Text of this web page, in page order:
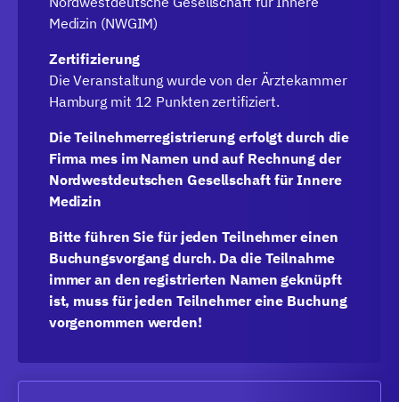
Medizin (NWGIM)
Zertifizierung
Die Veranstaltung wurde von der Ärztekammer
Hamburg mit 12 Punkten zertifiziert.
Die Teilnehmerregistrierung erfolgt durch die
Firma mes im Namen und auf Rechnung der
Nordwestdeutschen Gesellschaft für Innere
Medizin
Bitte führen Sie für jeden Teilnehmer einen
Buchungsvorgang durch. Da die Teilnahme
immer an den registrierten Namen geknüpft
ist, muss für jeden Teilnehmer eine Buchung
vorgenommen werden!